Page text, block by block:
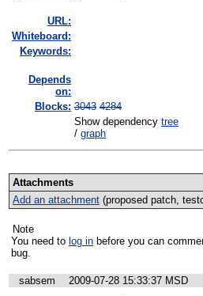
URL:
Whiteboard:
Keywords:
Depends
on:
Blocks: 3043 4284
Show dependency tree
/ graph
Attachments
Add an attachment(proposed patch,
Note
You need to log in
bug.
sabsem
2009-07-28 15:33:37 MSD